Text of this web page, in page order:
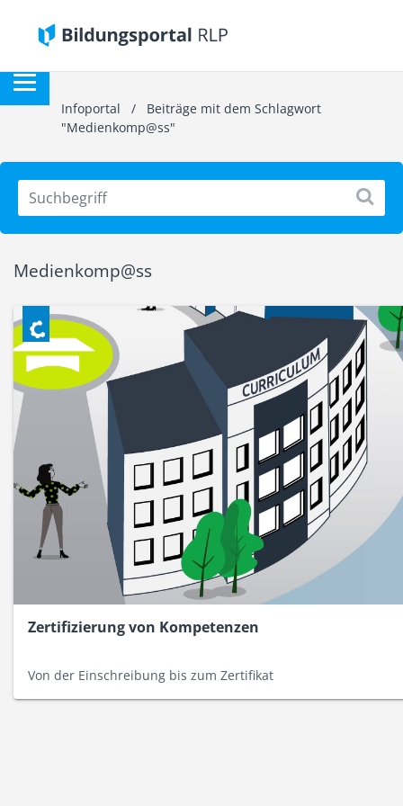
Infoportal / Beiträge mit dem Schlagwort
"Medienkomp@ss"
Medienkomp@ss
Zertifizierung von Kompetenzen
Von der Einschreibung bis zum Zertifikat